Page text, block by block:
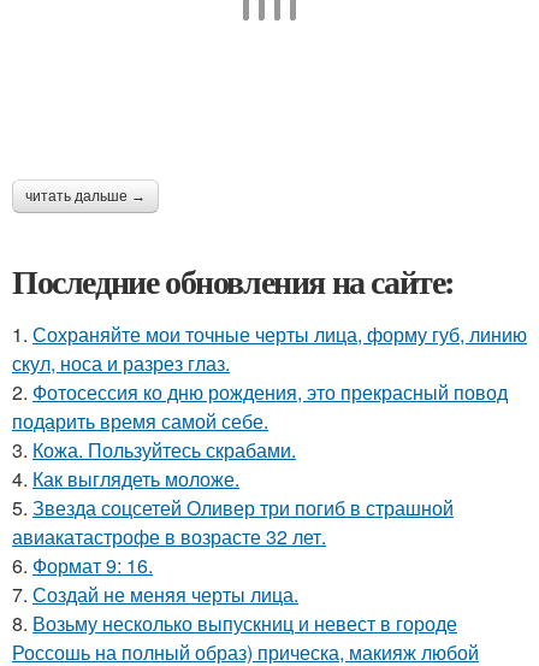
читать дальше →
Последние обновления на сайте:
1. Сохраняйте мои точные черты лица, форму губ, линию
скул, носа и разрез глаз.
2. Фотосессия ко дню рождения, это прекрасный повод
подарить время самой себе.
3. Кожа. Пользуйтесь скрабами.
4. Как выглядеть моложе.
5. Звезда соцсетей Оливер три погиб в страшной
авиакатастрофе в возрасте 32 лет.
6. Формат 9: 16.
7. Создай не меняя черты лица.
8. Возьму несколько выпускниц и невест в городе
Россошь на полный образ) прическа, макияж любой